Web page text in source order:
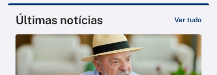
Últimas notícias Ver tudo